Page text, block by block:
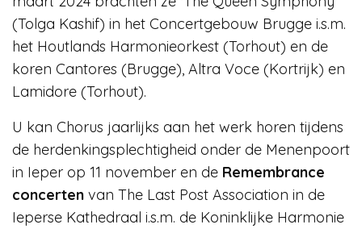
(Tolga Kashif) in het Concertgebouw Brugge i.s.m.
het Houtlands Harmonieorkest (Torhout) en de
koren Cantores (Brugge), Altra Voce (Kortrijk) en
Lamidore (Torhout).
U kan Chorus jaarlijks aan het werk horen tijdens
de herdenkingsplechtigheid onder de Menenpoort
in Ieper op 11 november en de Remembrance
concerten van The Last Post Association in de
Ieperse Kathedraal i.s.m. de Koninklijke Harmonie